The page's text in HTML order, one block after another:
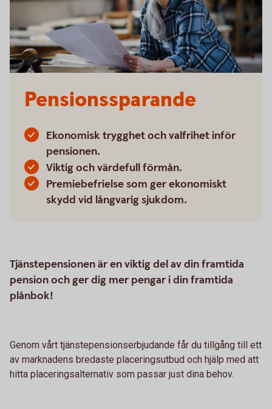
Pensionssparande
Ekonomisk trygghet och valfrihet inför
pensionen.
Viktig och värdefull förmån.
Premiebefrielse som ger ekonomiskt
skydd vid långvarig sjukdom.
Tjänstepensionen är en viktig del av din framtida
pension och ger dig mer pengar i din framtida
plånbok!
Genom vårt tjänstepensionserbjudande får du tillgång till ett
av marknadens bredaste placeringsutbud och hjälp med att
hitta placeringsalternativ som passar just dina behov.